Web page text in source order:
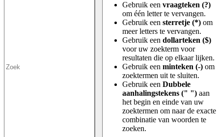
Gebruik een vraagteken (?)
om één letter te vervangen.
Gebruik een sterretje (*) om
meer letters te vervangen.
Gebruik een dollarteken ($)
voor uw zoekterm voor
resultaten die op elkaar lijken.
Gebruik een minteken (-) om
zoektermen uit te sluiten.
Gebruik een Dubbele
aanhalingstekens (" ") aan
het begin en einde van uw
zoektermen om naar de exacte
combinatie van woorden te
zoeken.